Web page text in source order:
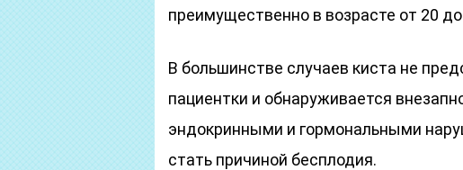
преимущественно в возрасте от 20
В большинстве случаев киста не
пациентки и обнаруживается
эндокринными и гормональными
стать причиной бесплодия.